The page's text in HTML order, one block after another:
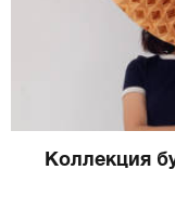
Коллекция